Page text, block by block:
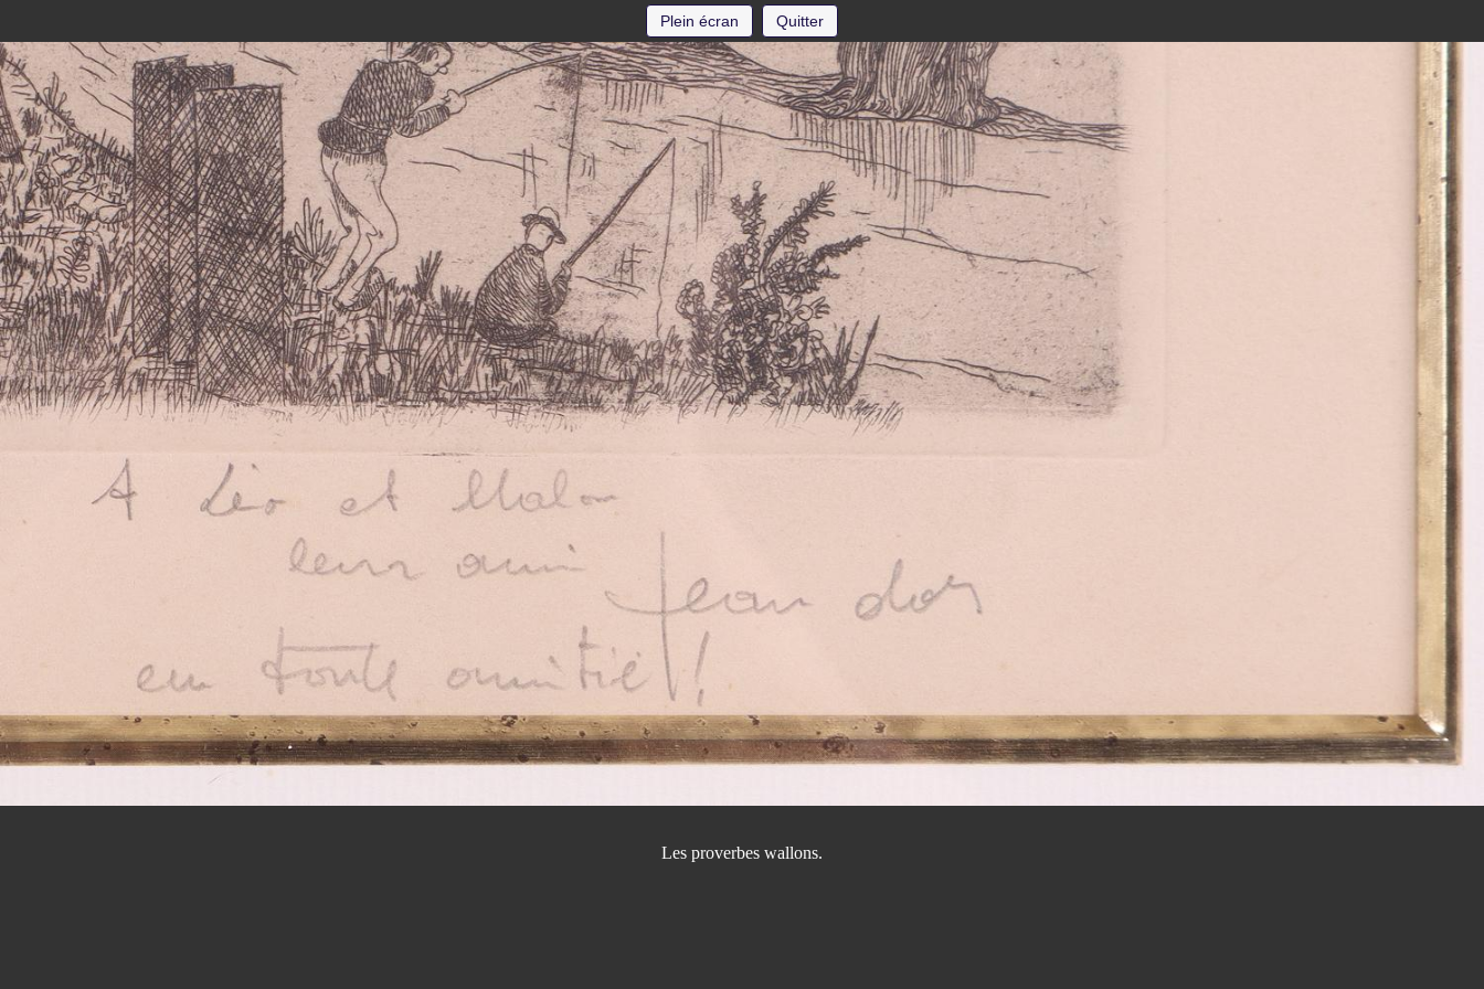
Plein écran Quitter
Les proverbes wallons.